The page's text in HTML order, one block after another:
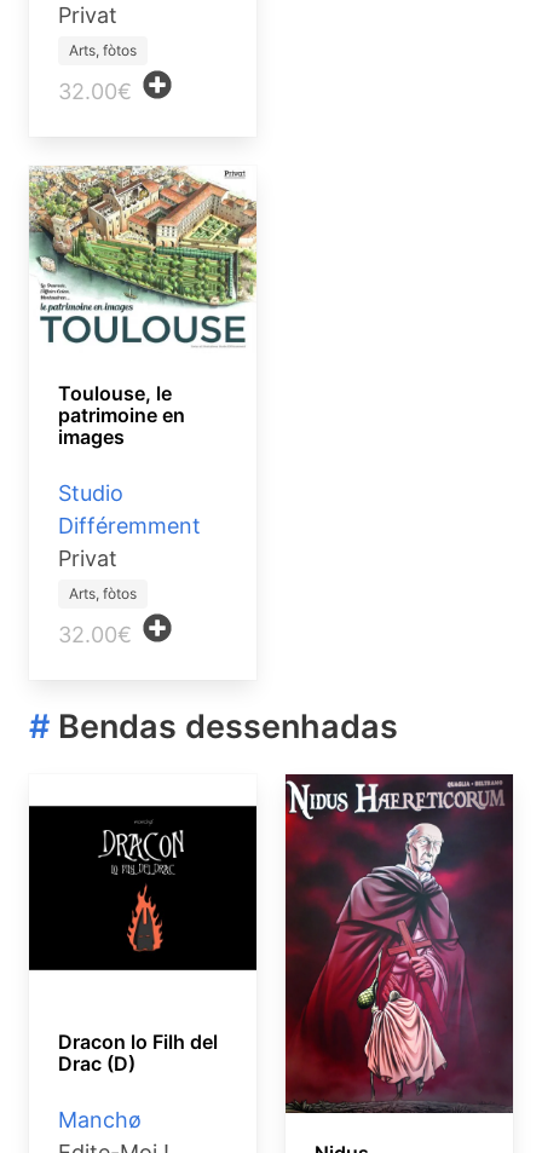
Privat
Arts, fòtos
32.00€
Toulouse, le
patrimoine en
images
Studio
Différemment
Privat
Arts, fòtos
32.00€
# Bendas dessenhadas
Dracon lo Filh del
Drac (D)
Manchø